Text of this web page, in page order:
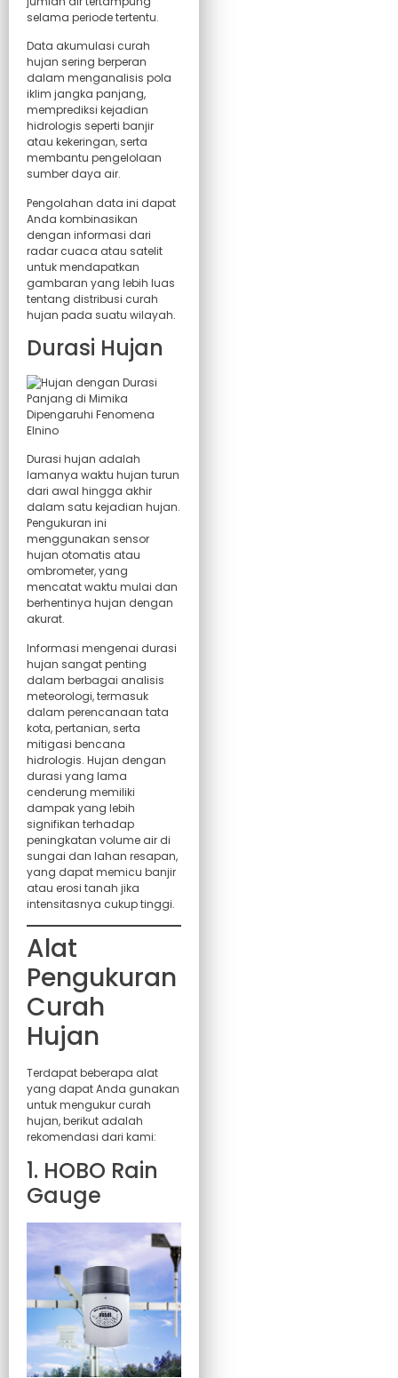
selama periode tertentu.
Data akumulasi curah
hujan sering berperan
dalam menganalisis pola
iklim jangka panjang,
memprediksi kejadian
hidrologis seperti banjir
atau kekeringan, serta
membantu pengelolaan
sumber daya air.
Pengolahan data ini dapat
Anda kombinasikan
dengan informasi dari
radar cuaca atau satelit
untuk mendapatkan
gambaran yang lebih luas
tentang distribusi curah
hujan pada suatu wilayah.
Durasi Hujan
Durasi hujan adalah
lamanya waktu hujan turun
dari awal hingga akhir
dalam satu kejadian hujan.
Pengukuran ini
menggunakan sensor
hujan otomatis atau
ombrometer, yang
mencatat waktu mulai dan
berhentinya hujan dengan
akurat.
Informasi mengenai durasi
hujan sangat penting
dalam berbagai analisis
meteorologi, termasuk
dalam perencanaan tata
kota, pertanian, serta
mitigasi bencana
hidrologis. Hujan dengan
durasi yang lama
cenderung memiliki
dampak yang lebih
signifikan terhadap
peningkatan volume air di
sungai dan lahan resapan,
yang dapat memicu banjir
atau erosi tanah jika
intensitasnya cukup tinggi.
Alat
Pengukuran
Curah
Hujan
Terdapat beberapa alat
yang dapat Anda gunakan
untuk mengukur curah
hujan, berikut adalah
rekomendasi dari kami:
1. HOBO Rain
Gauge